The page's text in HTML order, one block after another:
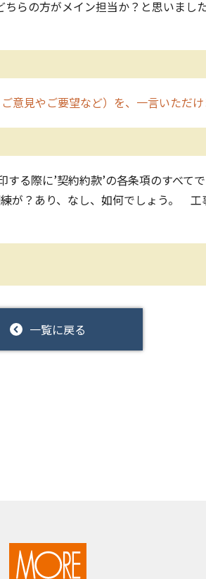
らの方がメイン担当か？と思いまし
意見やご要望など）を、一言いただけ
る際に’契約約款’の各条項のすべて
が？あり、なし、如何でしょう。 工
一覧に戻る